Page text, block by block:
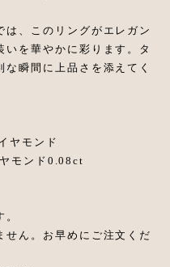
、このリングがエレガン
いを華やかに彩ります。タ
瞬間に上品さを添えてく
ヤモンド
モンド0.08ct
せん。お早めにご注文くだ